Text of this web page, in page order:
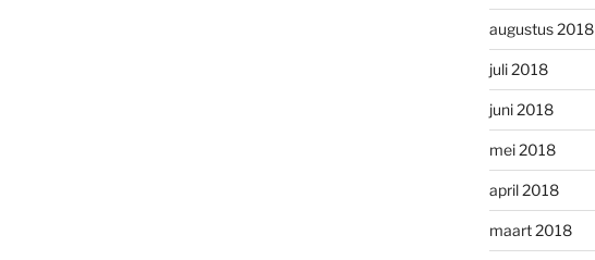
augustus 2018
juli 2018
juni 2018
mei 2018
april 2018
maart 2018